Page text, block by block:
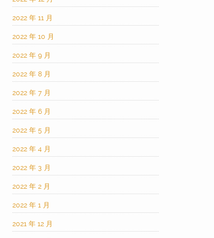
2022 年 11 月
2022 年 10 月
2022 年 9 月
2022 年 8 月
2022 年 7 月
2022 年 6 月
2022 年 5 月
2022 年 4 月
2022 年 3 月
2022 年 2 月
2022 年 1 月
2021 年 12 月